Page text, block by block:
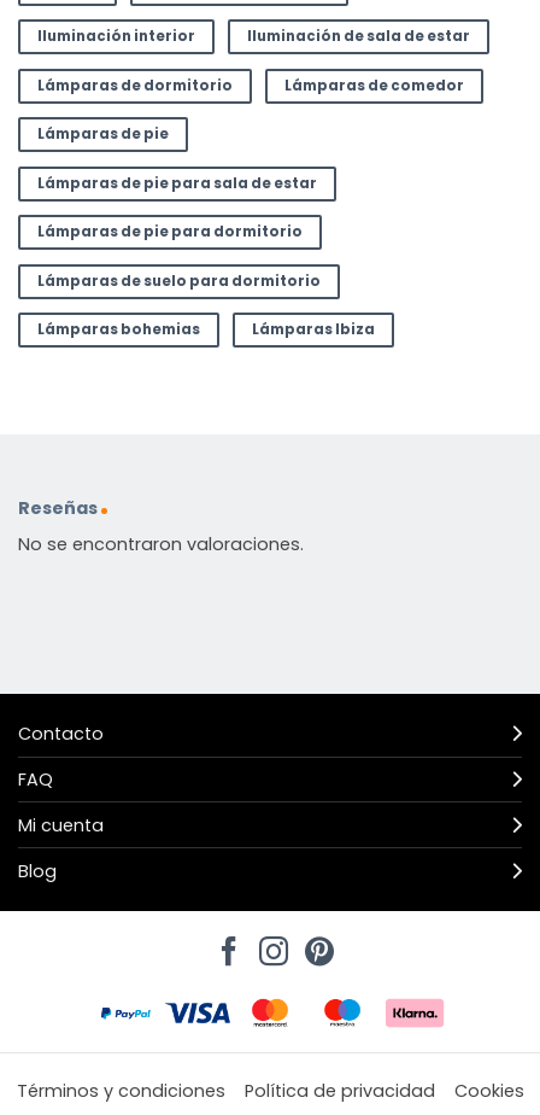
Iluminación interior Iluminación de sala de estar
Lámparas de dormitorio Lámparas de comedor
Lámparas de pie
Lámparas de pie para sala de estar
Lámparas de pie para dormitorio
Lámparas de suelo para dormitorio
Lámparas bohemias Lámparas Ibiza
Reseñas
No se encontraron valoraciones.
Contacto
FAQ
Mi cuenta
Blog
Términos y condiciones Política de privacidad Cookies